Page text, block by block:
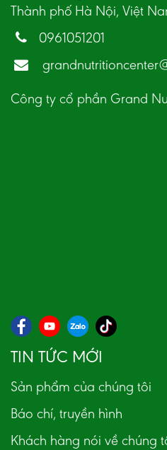
Thành phố Hà Nội, Việt
0961051201
Công ty cổ phần Grand
TIN TỨC MỚI
Sản phẩm của chúng tôi
Báo chí, truyền hình
Khách hàng nói về chúng